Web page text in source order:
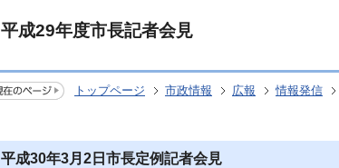
平成29年度市長記者会見
トップページ 市政情報 広報 情報発信
平成30年3月2日市長定例記者会見